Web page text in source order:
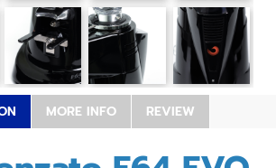
MORE INFO REVIEW